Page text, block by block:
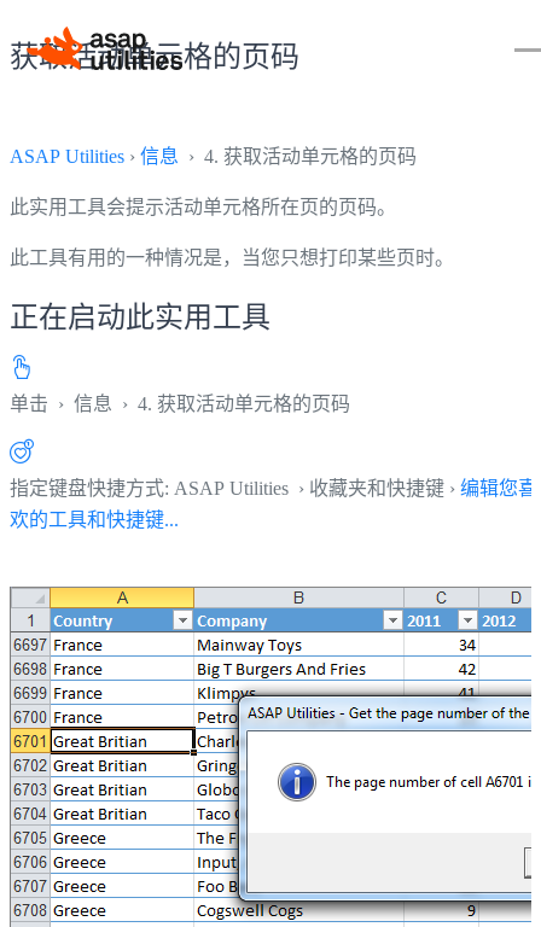
获取活动单元格的页码
ASAP Utilities › 信息 › 4. 获取活动单元格的页码
此实用工具会提示活动单元格所在页的页码。
此工具有用的一种情况是，当您只想打印某些页时。
正在启动此实用工具
单击 › 信息 › 4. 获取活动单元格的页码
指定键盘快捷方式: ASAP Utilities › 收藏夹和快捷键 › 编辑您喜
欢的工具和快捷键...